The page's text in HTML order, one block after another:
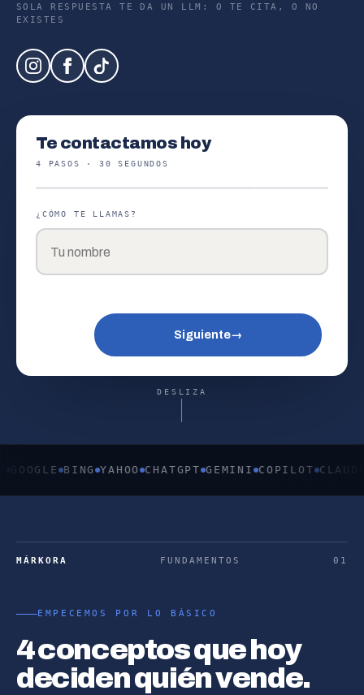
SOLA RESPUESTA TE DA UN LLM: O TE CITA, O NO
EXISTES
Te contactamos hoy
4 PASOS · 30 SEGUNDOS
¿CÓMO TE LLAMAS?
Siguiente→
DESLIZA
BING YAHOO CHATGPT GEMINI COPILOT CLAUDE
MÁRKORA FUNDAMENTOS 01
EMPECEMOS POR LO BÁSICO
4 conceptos que hoy
deciden quién vende.